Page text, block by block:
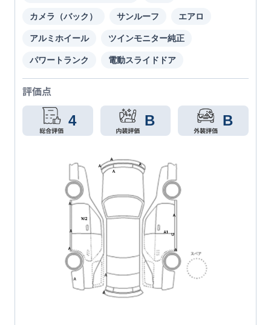
カメラ（バック） サンルーフ エアロ
アルミホイール ツインモニター純正
パワートランク 電動スライドドア
評価点
4 B B